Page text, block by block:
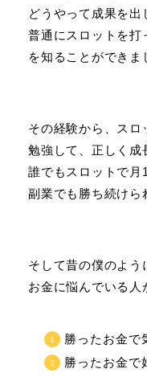
どうやって成果を出
普通にスロットを打
を知ることができま
その経験から、スロ
勉強して、正しく成
誰でもスロットで月
副業でも勝ち続けら
そして昔の僕のよう
お金に悩んでいる
勝ったお金で
勝ったお金で